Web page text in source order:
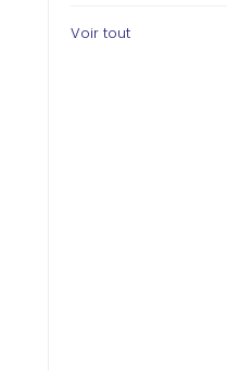
Voir tout